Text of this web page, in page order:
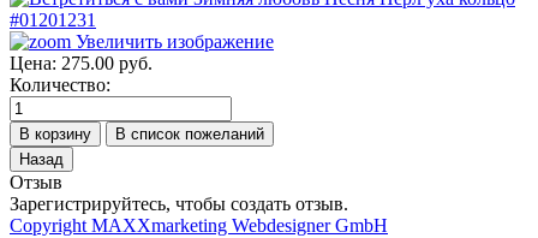
Увеличить изображение
Цена: 275.00 руб.
Количество:
Отзыв
Зарегистрируйтесь, чтобы создать отзыв.
Copyright MAXXmarketing Webdesigner GmbH